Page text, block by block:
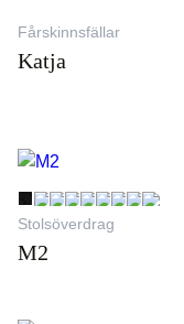
Fårskinnsfällar
Katja
Stolsöverdrag
M2